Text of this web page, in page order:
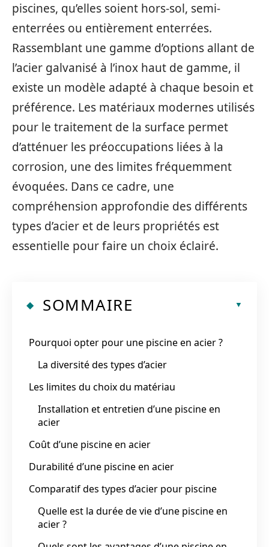
piscines, qu’elles soient hors-sol, semi-
enterrées ou entièrement enterrées.
Rassemblant une gamme d’options allant de
l’acier galvanisé à l’inox haut de gamme, il
existe un modèle adapté à chaque besoin et
préférence. Les matériaux modernes utilisés
pour le traitement de la surface permet
d’atténuer les préoccupations liées à la
corrosion, une des limites fréquemment
évoquées. Dans ce cadre, une
compréhension approfondie des différents
types d’acier et de leurs propriétés est
essentielle pour faire un choix éclairé.
SOMMAIRE
Pourquoi opter pour une piscine en acier ?
La diversité des types d’acier
Les limites du choix du matériau
Installation et entretien d’une piscine en
acier
Coût d’une piscine en acier
Durabilité d’une piscine en acier
Comparatif des types d’acier pour piscine
Quelle est la durée de vie d’une piscine en
acier ?